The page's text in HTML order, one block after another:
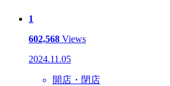
1
602,568 Views
2024.11.05
開店・閉店